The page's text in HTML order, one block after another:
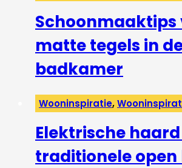
Schoonmaaktips
matte tegels in
badkamer
Wooninspiratie,
Elektrische
traditionele